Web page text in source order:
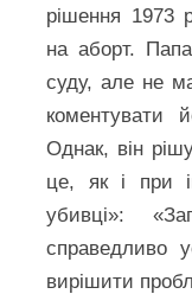
рішення 1973
на аборт.
суду, але не
коментувати
Однак, він
це, як і при
убивці»:
справедливо
вирішити